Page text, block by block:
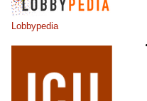
Lobbypedia